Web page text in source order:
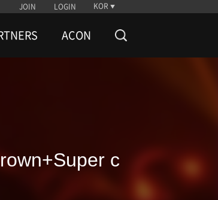
JOIN LOGIN KOR
ACON
c